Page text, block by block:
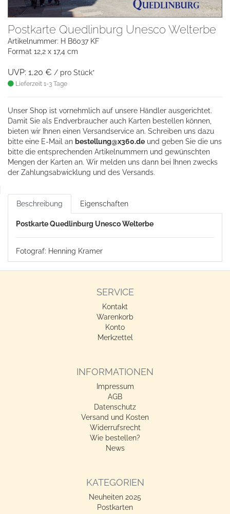
Postkarte Quedlinburg Unesco Welterbe
Artikelnummer: H B6037 KF
Format 12,2 x 17,4 cm
UVP: 1,20 € / pro Stück*
Lieferzeit 1-3 Tage
Unser Shop ist vornehmlich auf unsere Händler ausgerichtet.
Damit Sie als Endverbraucher auch Karten bestellen können,
bieten wir Ihnen einen Versandservice an. Schreiben uns dazu
bitte eine E-Mail an bestellung@x360.de und geben Sie die uns
bitte die entsprechenden Artikelnummern und gewünschten
Mengen der Karten an. Wir melden uns dann bei Ihnen zwecks
der Zahlungsabwicklung und des Versands.
Beschreibung Eigenschaften
Postkarte Quedlinburg Unesco Welterbe
Fotograf: Henning Kramer
SERVICE
Kontakt
Warenkorb
Konto
Merkzettel
INFORMATIONEN
Impressum
AGB
Datenschutz
Versand und Kosten
Widerrufsrecht
Wie bestellen?
News
KATEGORIEN
Neuheiten 2025
Postkarten